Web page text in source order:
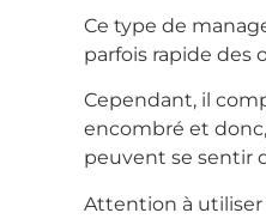
Ce type de
parfois rapide des
Cependant, il
encombré et
peuvent se sentir
Attention à utiliser